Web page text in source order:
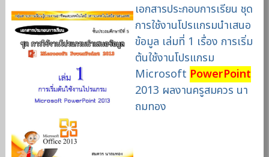
เอกสารประกอบการเรียน ชุด
การใช้งานโปรแกรมนำเสนอ
ข้อมูล เล่มที่ 1 เรื่อง การเริ่ม
ต้นใช้งานโปรแกรม
Microsoft PowerPoint
2013 ผลงานครูสมควร นา
ถมทอง